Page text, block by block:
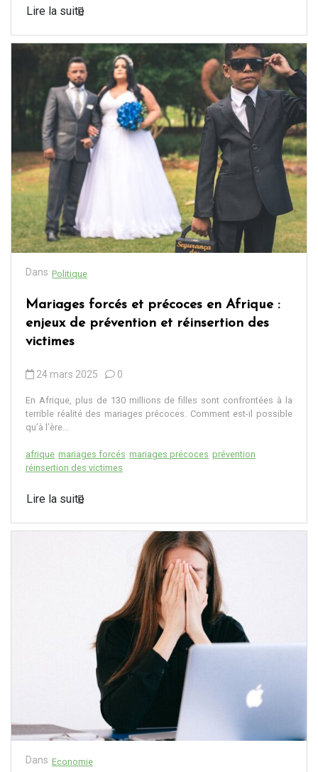
Lire la suite
Dans Politique
Mariages forcés et précoces en Afrique :
enjeux de prévention et réinsertion des
victimes
24 mars 2025 0
En Afrique, plus de 130 millions de filles sont confrontées à la
terrible réalité des mariages précoces. Comment est-il possible
qu’à l’ère...
afrique mariages forcés mariages précoces prévention
réinsertion des victimes
Lire la suite
Dans Economie